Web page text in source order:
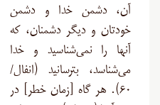
آن، دشمن خدا و دشمن
خودتان و دیگر دشمنان، که
آنها را نمی‌شناسید و خدا
می‌شناسد، بترسانید (انفال/
۶۰). هر گاه [زمان خطر] در